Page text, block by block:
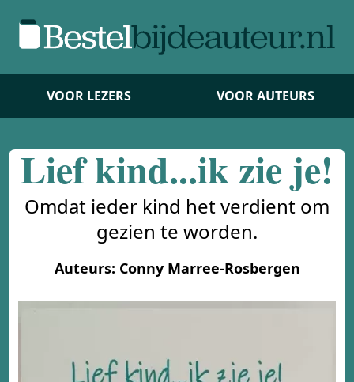
VOOR LEZERS VOOR AUTEURS
Lief kind...ik zie je!
Omdat ieder kind het verdient om
gezien te worden.
Auteurs: Conny Marree-Rosbergen